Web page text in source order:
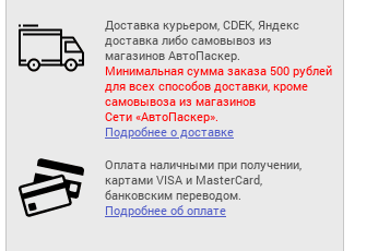
Доставка курьером, CDEK, Яндекс
доставка либо самовывоз из
магазинов АвтоПаскер.
Минимальная сумма заказа 500 рублей
для всех способов доставки, кроме
самовывоза из магазинов
Сети «АвтоПаскер».
Подробнее о доставке
Оплата наличными при получении,
картами VISA и MasterCard,
банковским переводом.
Подробнее об оплате